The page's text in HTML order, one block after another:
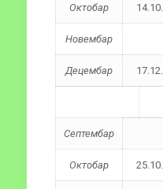
Октобар 14.10.
Новембар
Децембар 17.12.
Септембар
Октобар 25.10.